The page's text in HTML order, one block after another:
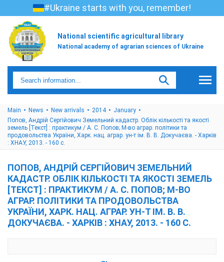
#Ukraine starts with you, remember!
National scientific agricultural library
National academy of agrarian sciences of Ukraine
Main News New arrivals 2014
January
Попов, Андрій Сергійович Земельний кадастр. Облік кількості та якості
земель [Текст] : практикум / А. С. Попов; М-во аграр. політики та
продовольства України, Харк. нац. аграр. ун-т ім. В. В. Докучаєва. - Харків
: ХНАУ, 2013. - 160 с.
ПОПОВ, АНДРІЙ СЕРГІЙОВИЧ ЗЕМЕЛЬНИЙ
КАДАСТР. ОБЛІК КІЛЬКОСТІ ТА ЯКОСТІ ЗЕМЕЛЬ
[ТЕКСТ] : ПРАКТИКУМ / А. С. ПОПОВ; М-ВО
АГРАР. ПОЛІТИКИ ТА ПРОДОВОЛЬСТВА
УКРАЇНИ, ХАРК. НАЦ. АГРАР. УН-Т ІМ. В. В.
ДОКУЧАЄВА. - ХАРКІВ : ХНАУ, 2013. - 160 С.